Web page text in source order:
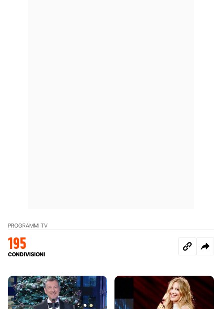
PROGRAMMI TV
195
CONDIVISIONI